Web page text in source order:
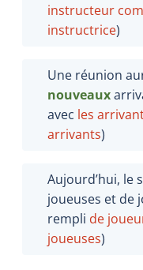
instructeur
instructrice)
Une réunion
nouveaux
avec les
arrivants)
Aujourd’hui, le
joueuses et de
rempli de
joueuses)